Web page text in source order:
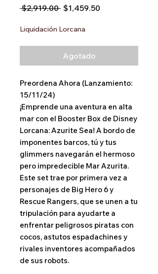
$2,919.00 Precio
$1,459.50
Liquidación Lorcana
Agotado
Preordena Ahora (Lanzamiento:
15/11/24)
¡Emprende una aventura en alta
mar con el Booster Box de Disney
Lorcana: Azurite Sea! A bordo de
imponentes barcos, tú y tus
glimmers navegarán el hermoso
pero impredecible Mar Azurita.
Este set trae por primera vez a
personajes de Big Hero 6 y
Rescue Rangers, que se unen a tu
tripulación para ayudarte a
enfrentar peligrosos piratas con
cocos, astutos espadachines y
rivales inventores acompañados
de sus robots.